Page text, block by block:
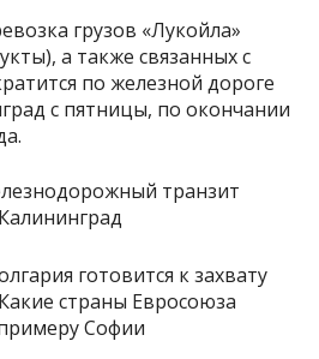
грузов «Лукойла»
а также связанных с
по железной дороге
с пятницы, по окончании
готовится к захвату
страны Евросоюза
Софии